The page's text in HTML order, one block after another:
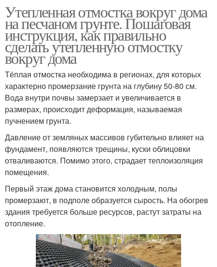
Утепленная отмостка вокруг дома
на песчаном грунте. Пошаговая
инструкция, как правильно
сделать утепленную отмостку
вокруг дома
Тёплая отмостка необходима в регионах, для которых
характерно промерзание грунта на глубину 50-80 см.
Вода внутри почвы замерзает и увеличивается в
размерах, происходит деформация, называемая
пучнением грунта.
Давление от земляных массивов губительно влияет на
фундамент, появляются трещины, куски облицовки
отваливаются. Помимо этого, страдает теплоизоляция
помещения.
Первый этаж дома становится холодным, полы
промерзают, в подполе образуется сырость. На обогрев
здания требуется больше ресурсов, растут затраты на
отопление.